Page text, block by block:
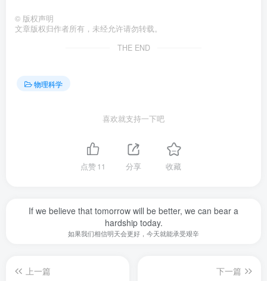
© 版权声明
文章版权归作者所有，未经允许请勿转载。
THE END
物理科学
喜欢就支持一下吧
点赞11 分享 收藏
If we believe that tomorrow will be better, we can bear a
hardship today.
如果我们相信明天会更好，今天就能承受艰辛
上一篇
下一篇